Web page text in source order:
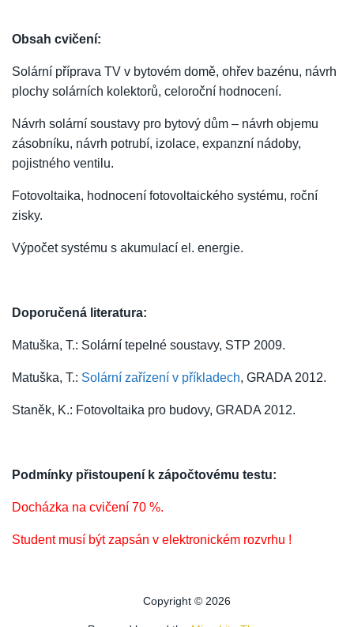
Obsah cvičení:
Solární příprava TV v bytovém domě, ohřev bazénu, návrh
plochy solárních kolektorů, celoroční hodnocení.
Návrh solární soustavy pro bytový dům – návrh objemu
zásobníku, návrh potrubí, izolace, expanzní nádoby,
pojistného ventilu.
Fotovoltaika, hodnocení fotovoltaického systému, roční
zisky.
Výpočet systému s akumulací el. energie.
Doporučená literatura:
Matuška, T.: Solární tepelné soustavy, STP 2009.
Matuška, T.: Solární zařízení v příkladech, GRADA 2012.
Staněk, K.: Fotovoltaika pro budovy, GRADA 2012.
Podmínky přistoupení k zápočtovému testu:
Docházka na cvičení 70 %.
Student musí být zapsán v elektronickém rozvrhu !
Copyright © 2026